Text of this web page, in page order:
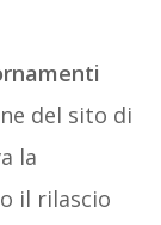
del sito di
la
il rilascio